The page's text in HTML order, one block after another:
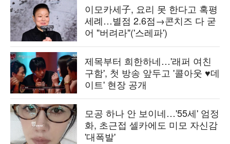
이모카세子, 요리 못 한다고 혹평
세례…별점 2.6점→콘치즈 다 굳
어 "버려라"('스레파')
제목부터 희한하네…'래퍼 여친
구함', 첫 방송 앞두고 '콜아웃 ♥데
이트' 현장 공개
모공 하나 안 보이네…'55세' 엄정
화, 초근접 셀카에도 미모 자신감
'대폭발'